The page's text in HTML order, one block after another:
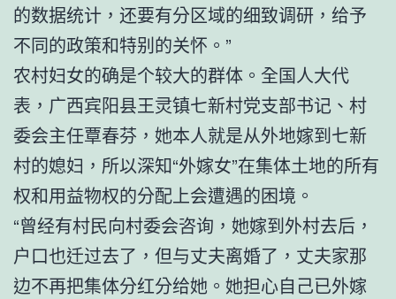
的数据统计，还要有分区域的细致调研，给予
不同的政策和特别的关怀。”
农村妇女的确是个较大的群体。全国人大代
表，广西宾阳县王灵镇七新村党支部书记、村
委会主任覃春芬，她本人就是从外地嫁到七新
村的媳妇，所以深知“外嫁女”在集体土地的所有
权和用益物权的分配上会遭遇的困境。
“曾经有村民向村委会咨询，她嫁到外村去后，
户口也迁过去了，但与丈夫离婚了，丈夫家那
边不再把集体分红分给她。她担心自己已外嫁